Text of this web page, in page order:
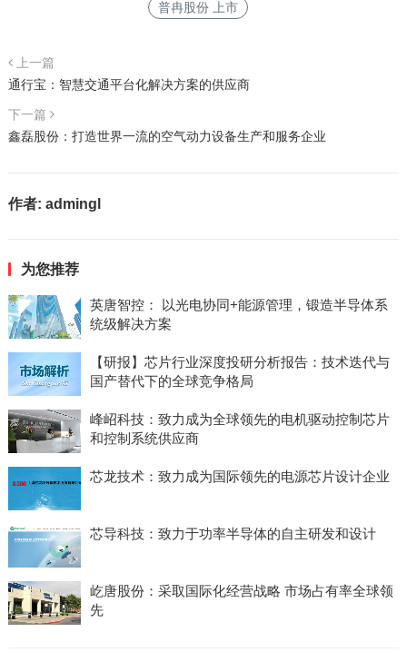
普冉股份 上市
上一篇
通行宝：智慧交通平台化解决方案的供应商
下一篇
鑫磊股份：打造世界一流的空气动力设备生产和服务企业
作者: admingl
为您推荐
英唐智控： 以光电协同+能源管理，锻造半导体系
统级解决方案
【研报】芯片行业深度投研分析报告：技术迭代与
国产替代下的全球竞争格局
峰岹科技：致力成为全球领先的电机驱动控制芯片
和控制系统供应商
芯龙技术：致力成为国际领先的电源芯片设计企业
芯导科技：致力于功率半导体的自主研发和设计
屹唐股份：采取国际化经营战略 市场占有率全球领
先